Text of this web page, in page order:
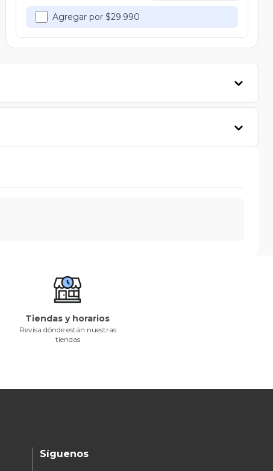
Agregar por $29.990
Tiendas y horarios
Revisa dónde están nuestras
tiendas
Síguenos